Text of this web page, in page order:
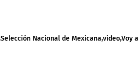
Selección Nacional de MexicanavideoVoy